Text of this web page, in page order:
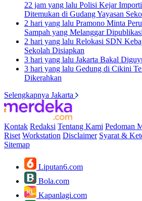
22 jam yang lalu Polisi Kejar
Ditemukan di Gudang Yayasan
2 hari yang lalu Pramono Minta
Sampah yang Melanggar
2 hari yang lalu Relokasi SDN
Sekolah Disiapkan
3 hari yang lalu Jakarta Bakal
3 hari yang lalu Gedung di Cikini
Dikerahkan
Selengkapnya Jakarta
Kontak Redaksi Tentang Kami Pedoman
Riset Workstation Disclaimer Syarat &
Sitemap
Liputan6.com
Bola.com
Kapanlagi.com